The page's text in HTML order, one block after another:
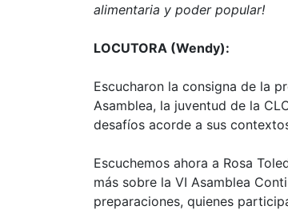
alimentaria y poder popular!
LOCUTORA (Wendy):
Escucharon la consigna de la
Asamblea, la juventud de la
desafíos acorde a sus
Escuchemos ahora a Rosa
más sobre la VI Asamblea
preparaciones, quienes